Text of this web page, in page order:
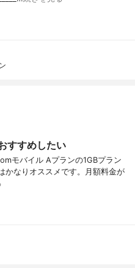
すすめしたい
モバイル Aプランの1GBプラン
かなりオススメです。月額料金が